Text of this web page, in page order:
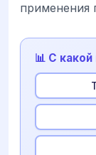
применения
📊 С